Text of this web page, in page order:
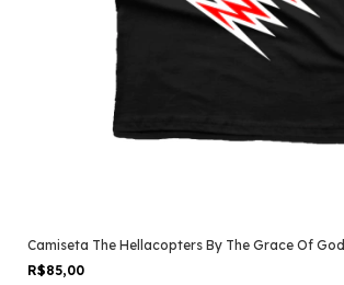
Camiseta The Hellacopters By The Grace Of God
R$85,00